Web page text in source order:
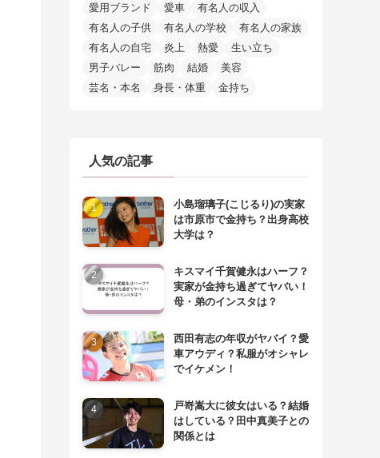
愛用ブランド
愛車
有名人の収入
有名人の子供
有名人の学校
有名人の家族
有名人の自宅
炎上 熱愛
生い立ち
男子バレー
筋肉 結婚
美容
芸名・本名
身長・体重 金持ち
人気の記事
小島瑠璃子(こじるり)の実家
は市原市で金持ち？出身高校
大学は？
キスマイ千賀健永はハーフ？
実家が金持ち過ぎてヤバい！
母・弟のインスタは？
西田有志の年収がヤバイ？愛
車アウディ？私服がオシャレ
でイケメン！
戸嵜嵩大に彼女はいる？結婚
はしている？田中真美子との
関係とは